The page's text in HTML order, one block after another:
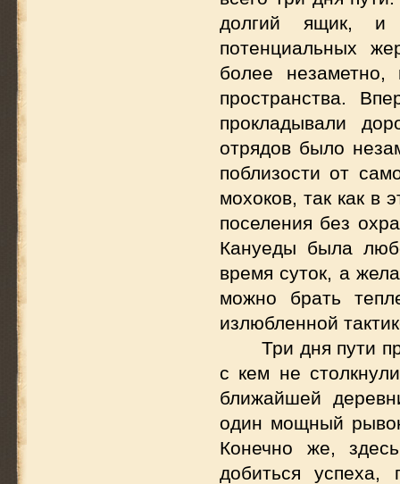
долгий ящик, и
потенциальных
более
пространства.
прокладывали
отрядов было
поблизости от
мохоков, так как в
поселения без
Кануеды была
время суток, а
можно брать
излюбленной
Три дня пути
с кем не
ближайшей
один мощный
Конечно же,
добиться